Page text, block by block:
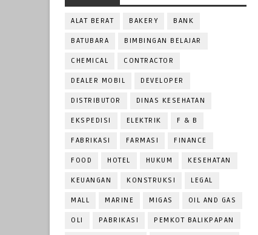
ALAT BERAT BAKERY BANK
BATUBARA BIMBINGAN BELAJAR
CHEMICAL CONTRACTOR
DEALER MOBIL DEVELOPER
DISTRIBUTOR DINAS KESEHATAN
EKSPEDISI ELEKTRIK F & B
FABRIKASI FARMASI FINANCE
FOOD HOTEL HUKUM KESEHATAN
KEUANGAN KONSTRUKSI LEGAL
MALL MARINE MIGAS OIL AND GAS
OLI PABRIKASI PEMKOT BALIKPAPAN